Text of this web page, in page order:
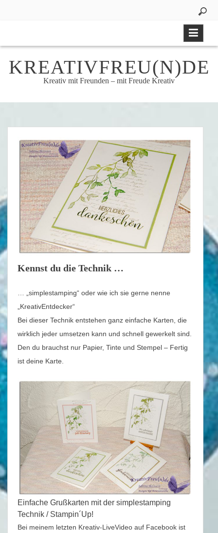
KREATIVFREU(N)DE
Kreativ mit Freunden – mit Freude Kreativ
Kennst du die Technik …
… „simplestamping“ oder wie ich sie gerne nenne
„KreativEntdecker“
Bei dieser Technik entstehen ganz einfache Karten, die
wirklich jeder umsetzen kann und schnell gewerkelt sind.
Den du brauchst nur Papier, Tinte und Stempel – Fertig
ist deine Karte.
Einfache Grußkarten mit der simplestamping
Technik / Stampin´Up!
Bei meinem letzten Kreativ-LiveVideo auf Facebook ist